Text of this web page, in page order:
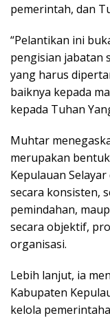
pemerintah, dan
“Pelantikan ini
pengisian jabatan
yang harus
baiknya kepada
kepada Tuhan
Muhtar
merupakan
Kepulauan
secara konsisten,
pemindahan,
secara objektif,
organisasi.
Lebih lanjut, ia
Kabupaten
kelola